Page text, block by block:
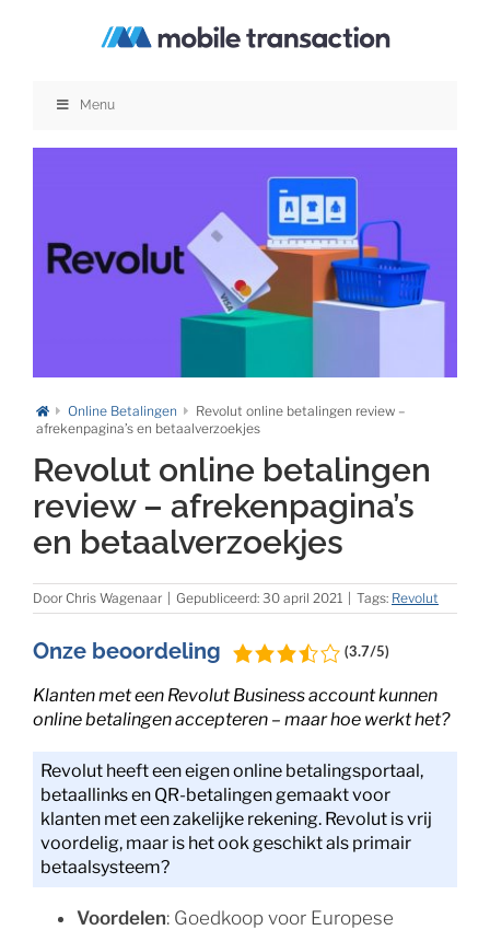
Menu
Online Betalingen
Revolut online betalingen review –
afrekenpagina’s en betaalverzoekjes
Revolut online betalingen
review – afrekenpagina’s
en betaalverzoekjes
Door Chris Wagenaar Gepubliceerd: 30 april 2021 Tags: Revolut
Onze beoordeling (3.7/5)
Klanten met een Revolut Business account kunnen
online betalingen accepteren – maar hoe werkt het?
Revolut heeft een eigen online betalingsportaal,
betaallinks en QR-betalingen gemaakt voor
klanten met een zakelijke rekening. Revolut is vrij
voordelig, maar is het ook geschikt als primair
betaalsysteem?
Voordelen: Goedkoop voor Europese